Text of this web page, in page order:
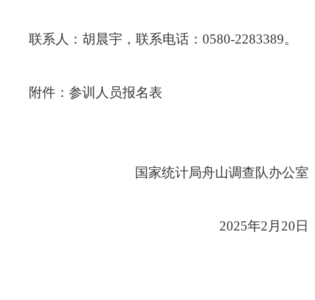
联系人：胡晨宇，联系电话： 0580-2283389。
附件：参训人员报名表
国家统计局舟山调查队办公室
2025年2月20 日